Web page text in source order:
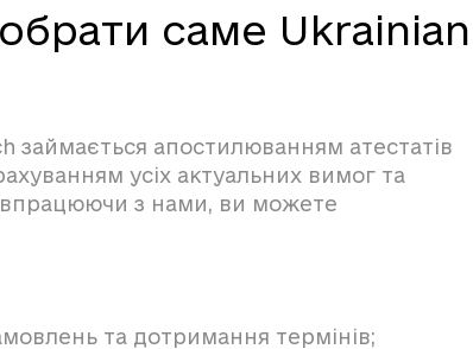
саме Ukrainian
займається апостилюванням атестатів
усіх актуальних вимог та
з нами, ви можете
та дотримання термінів;